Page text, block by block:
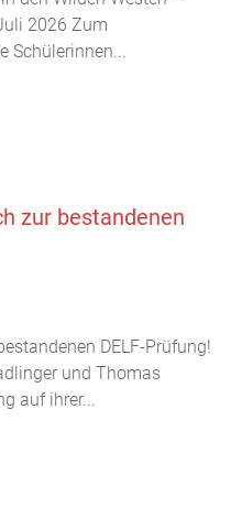
2026 Zum
Schülerinnen...
zur bestandenen
DELF-Prüfung!
und Thomas
auf ihrer...